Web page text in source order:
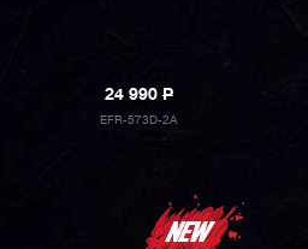
24 990P
EFR-573D-2A